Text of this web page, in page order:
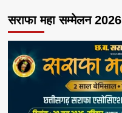
सराफा महा सम्मेलन 2026